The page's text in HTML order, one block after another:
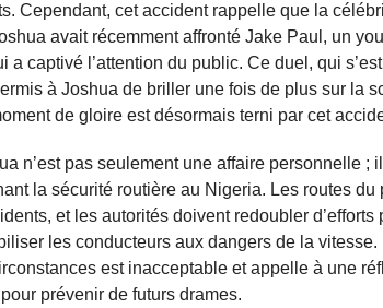
Cependant, cet accident rappelle que la
avait récemment affronté Jake Paul, un
a captivé l’attention du public. Ce duel, qui
à Joshua de briller une fois de plus sur la
de gloire est désormais terni par cet
n’est pas seulement une affaire personnelle ;
la sécurité routière au Nigeria. Les routes du
et les autorités doivent redoubler d’efforts
les conducteurs aux dangers de la
est inacceptable et appelle à une
prévenir de futurs drames.